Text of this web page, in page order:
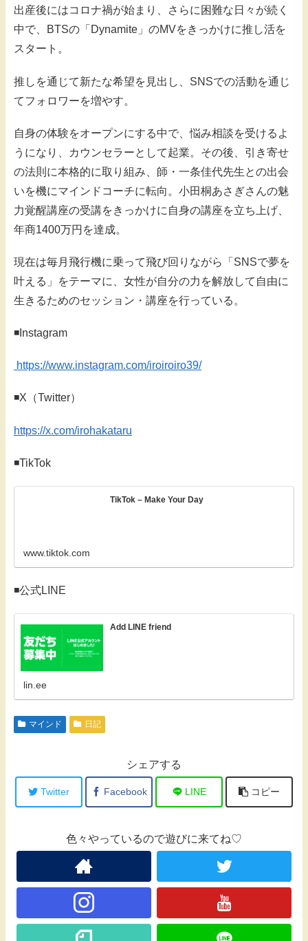
出産後にはコロナ禍が始まり、さらに困難な日々が続く
中で、BTSの「Dynamite」のMVをきっかけに推し活を
スタート。
推しを通じて新たな希望を見出し、SNSでの活動を通じ
てフォロワーを増やす。
自身の体験をオープンにする中で、悩み相談を受けるよ
うになり、カウンセラーとして起業。その後、引き寄せ
の法則に本格的に取り組み、師・一条佳代先生との出会
いを機にマインドコーチに転向。小田桐あさぎさんの魅
力覚醒講座の受講をきっかけに自身の講座を立ち上げ、
年商1400万円を達成。
現在は毎月飛行機に乗って飛び回りながら「SNSで夢を
叶える」をテーマに、女性が自分の力を解放して自由に
生きるためのセッション・講座を行っている。
◾️Instagram
https://www.instagram.com/iroiroiro39/
◾️X（Twitter）
https://x.com/irohakataru
◾️TikTok
TikTok – Make Your Day
www.tiktok.com
◾️公式LINE
Add LINE friend
lin.ee
マインド 日記
シェアする
Twitter Facebook LINE コピー
色々やっているので遊びに来てね♡